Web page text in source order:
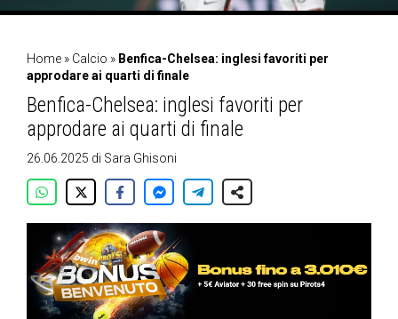
Home » Calcio » Benfica-Chelsea: inglesi favoriti per
approdare ai quarti di finale
Benfica-Chelsea: inglesi favoriti per
approdare ai quarti di finale
26.06.2025 di Sara Ghisoni